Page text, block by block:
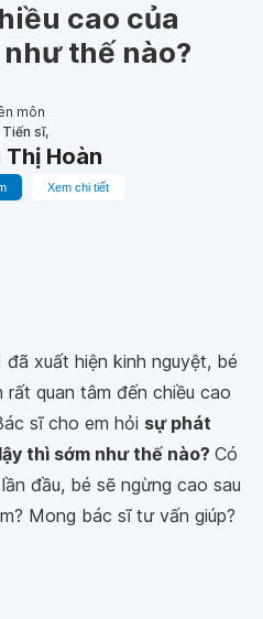
cao của
thế nào?
môn
sĩ,
Thị Hoàn
Xem chi tiết
đã xuất hiện kinh nguyệt, bé
quan tâm đến chiều cao
sĩ cho em hỏi sự phát
thì sớm như thế nào? Có
đầu, bé sẽ ngừng cao sau
Mong bác sĩ tư vấn giúp?